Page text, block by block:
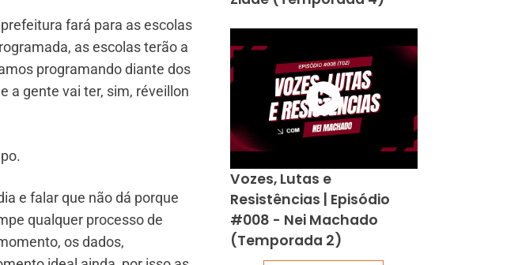
fará para as escolas
as escolas terão a
programando diante dos
a gente vai ter, sim, réveillon
e falar que não dá porque
qualquer processo de
os dados,
Vozes, Lutas e
Resistências | Episódio
#008 - Nei Machado
(Temporada 2)